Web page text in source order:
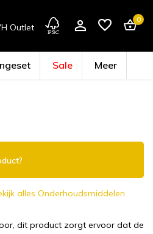
Outlet
0
Sale Meer
alles Onderhoudsmiddelen
dit product zorgt ervoor dat de